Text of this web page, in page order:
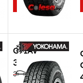
G91AV
353,00 BYN
374,18 BYN
225